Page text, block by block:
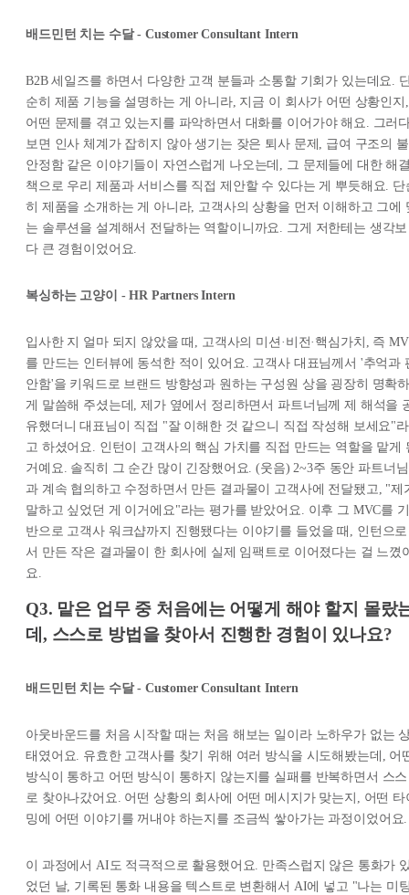
배드민턴 치는 수달 - Customer Consultant Intern
B2B 세일즈를 하면서 다양한 고객 분들과 소통할 기회가 있는데요.
순히 제품 기능을 설명하는 게 아니라, 지금 이 회사가 어떤 상황인지,
어떤 문제를 겪고 있는지를 파악하면서 대화를 이어가야 해요. 그러
보면 인사 체계가 잡히지 않아 생기는 잦은 퇴사 문제, 급여 구조의 불
안정함 같은 이야기들이 자연스럽게 나오는데, 그 문제들에 대한 해
책으로 우리 제품과 서비스를 직접 제안할 수 있다는 게 뿌듯해요. 단
히 제품을 소개하는 게 아니라, 고객사의 상황을 먼저 이해하고 그에
는 솔루션을 설계해서 전달하는 역할이니까요. 그게 저한테는 생각보
다 큰 경험이었어요.
복싱하는 고양이 - HR Partners Intern
입사한 지 얼마 되지 않았을 때, 고객사의 미션·비전·핵심가치, 즉
를 만드는 인터뷰에 동석한 적이 있어요. 고객사 대표님께서 '추억과
안함'을 키워드로 브랜드 방향성과 원하는 구성원 상을 굉장히 명확
게 말씀해 주셨는데, 제가 옆에서 정리하면서 파트너님께 제 해석을
유했더니 대표님이 직접 "잘 이해한 것 같으니 직접 작성해 보세요"라
고 하셨어요. 인턴이 고객사의 핵심 가치를 직접 만드는 역할을 맡게
거예요. 솔직히 그 순간 많이 긴장했어요. (웃음) 2~3주 동안 파트너님
과 계속 협의하고 수정하면서 만든 결과물이 고객사에 전달됐고, "제
말하고 싶었던 게 이거에요"라는 평가를 받았어요. 이후 그 MVC를 기
반으로 고객사 워크샵까지 진행됐다는 이야기를 들었을 때, 인턴으로
서 만든 작은 결과물이 한 회사에 실제 임팩트로 이어졌다는 걸 느꼈
요.
Q3. 맡은 업무 중 처음에는 어떻게 해야 할지 몰랐
데, 스스로 방법을 찾아서 진행한 경험이 있나요?
배드민턴 치는 수달 - Customer Consultant Intern
아웃바운드를 처음 시작할 때는 처음 해보는 일이라 노하우가 없는
태였어요. 유효한 고객사를 찾기 위해 여러 방식을 시도해봤는데, 어
방식이 통하고 어떤 방식이 통하지 않는지를 실패를 반복하면서 스스
로 찾아나갔어요. 어떤 상황의 회사에 어떤 메시지가 맞는지, 어떤 타
밍에 어떤 이야기를 꺼내야 하는지를 조금씩 쌓아가는 과정이었어요.
이 과정에서 AI도 적극적으로 활용했어요. 만족스럽지 않은 통화가
었던 날, 기록된 통화 내용을 텍스트로 변환해서 AI에 넣고 "나는 미